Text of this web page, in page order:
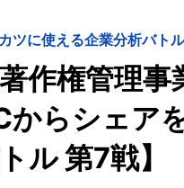
ツに使える企業分析バト
作権管理
からシェア
ル 第7戦】